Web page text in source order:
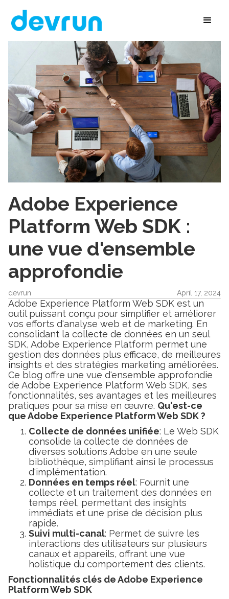
Adobe Experience
Platform Web SDK :
une vue d'ensemble
approfondie
devrun April 17, 2024
Adobe Experience Platform Web SDK est un
outil puissant conçu pour simplifier et améliorer
vos efforts d'analyse web et de marketing. En
consolidant la collecte de données en un seul
SDK, Adobe Experience Platform permet une
gestion des données plus efficace, de meilleures
insights et des stratégies marketing améliorées.
Ce blog offre une vue d'ensemble approfondie
de Adobe Experience Platform Web SDK, ses
fonctionnalités, ses avantages et les meilleures
pratiques pour sa mise en œuvre. Qu'est-ce
que Adobe Experience Platform Web SDK ?
Collecte de données unifiée: Le Web SDK
consolide la collecte de données de
diverses solutions Adobe en une seule
bibliothèque, simplifiant ainsi le processus
d'implémentation.
Données en temps réel: Fournit une
collecte et un traitement des données en
temps réel, permettant des insights
immédiats et une prise de décision plus
rapide.
Suivi multi-canal: Permet de suivre les
interactions des utilisateurs sur plusieurs
canaux et appareils, offrant une vue
holistique du comportement des clients.
Fonctionnalités clés de Adobe Experience
Platform Web SDK